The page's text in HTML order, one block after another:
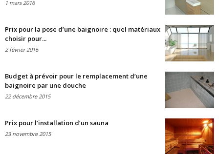
1 mars 2016
Prix pour la pose d’une baignoire : quel matériaux
choisir pour...
2 février 2016
Budget à prévoir pour le remplacement d’une
baignoire par une douche
22 décembre 2015
Prix pour l’installation d’un sauna
23 novembre 2015